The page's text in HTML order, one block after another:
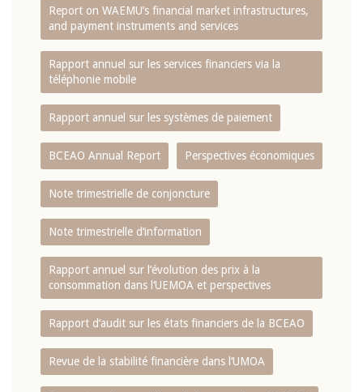
Report on WAEMU’s financial market infrastructures,
and payment instruments and services
Rapport annuel sur les services financiers via la
téléphonie mobile
Rapport annuel sur les systèmes de paiement
BCEAO Annual Report Perspectives économiques
Note trimestrielle de conjoncture
Note trimestrielle d‘information
Rapport annuel sur l‘évolution des prix à la
consommation dans l‘UEMOA et perspectives
Rapport d‘audit sur les états financiers de la BCEAO
Revue de la stabilité financière dans l‘UMOA